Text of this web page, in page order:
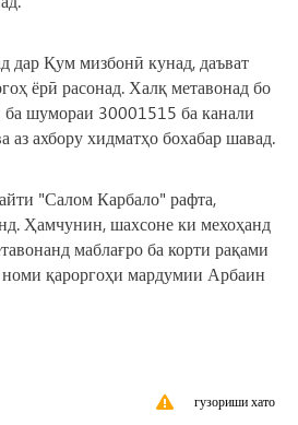
дар Қум мизбонӣ кунад, даъват
ёрӣ расонад. Халқ метавонад бо
шумораи 30001515 ба канали
аз ахбору хидматҳо бохабар шавад.
"Салом Карбало" рафта,
Ҳамчунин, шахсоне ки мехоҳанд
маблағро ба корти рақами
қароргоҳи мардумии Арбаин
гузориши хато